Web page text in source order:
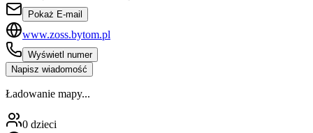
Pokaż E-mail
www.zoss.bytom.pl
Wyświetl numer
Napisz wiadomość
Ładowanie mapy...
0 dzieci